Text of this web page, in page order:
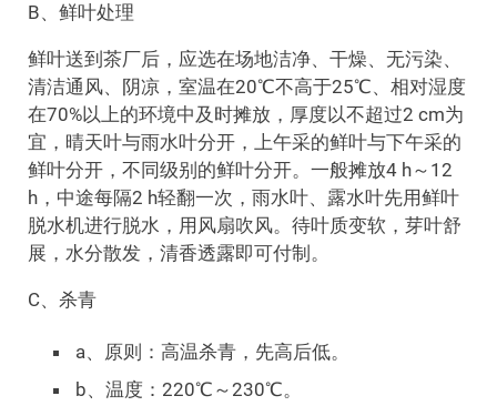
B、鲜叶处理
鲜叶送到茶厂后，应选在场地洁净、干燥、无污染、
清洁通风、阴凉，室温在20℃不高于25℃、相对湿度
在70%以上的环境中及时摊放，厚度以不超过2 cm为
宜，晴天叶与雨水叶分开，上午采的鲜叶与下午采的
鲜叶分开，不同级别的鲜叶分开。一般摊放4 h～12
h，中途每隔2 h轻翻一次，雨水叶、露水叶先用鲜叶
脱水机进行脱水，用风扇吹风。待叶质变软，芽叶舒
展，水分散发，清香透露即可付制。
C、杀青
a、原则：高温杀青，先高后低。
b、温度：220℃～230℃。